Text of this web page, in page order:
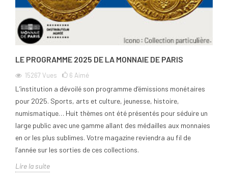
LE PROGRAMME 2025 DE LA MONNAIE DE PARIS
15267Vues 6 Aimé
L’institution a dévoilé son programme d’émissions monétaires
pour 2025. Sports, arts et culture, jeunesse, histoire,
numismatique… Huit thèmes ont été présentés pour séduire un
large public avec une gamme allant des médailles aux monnaies
en or les plus sublimes. Votre magazine reviendra au fil de
l’année sur les sorties de ces collections.
Lire la suite